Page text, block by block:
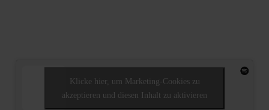
Klicke hier, um Marketing-Cookies zu
akzeptieren und diesen Inhalt zu aktivieren